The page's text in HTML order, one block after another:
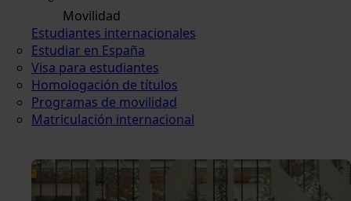
Movilidad
Estudiantes internacionales
Estudiar en España
Visa para estudiantes
Homologación de títulos
Programas de movilidad
Matriculación internacional